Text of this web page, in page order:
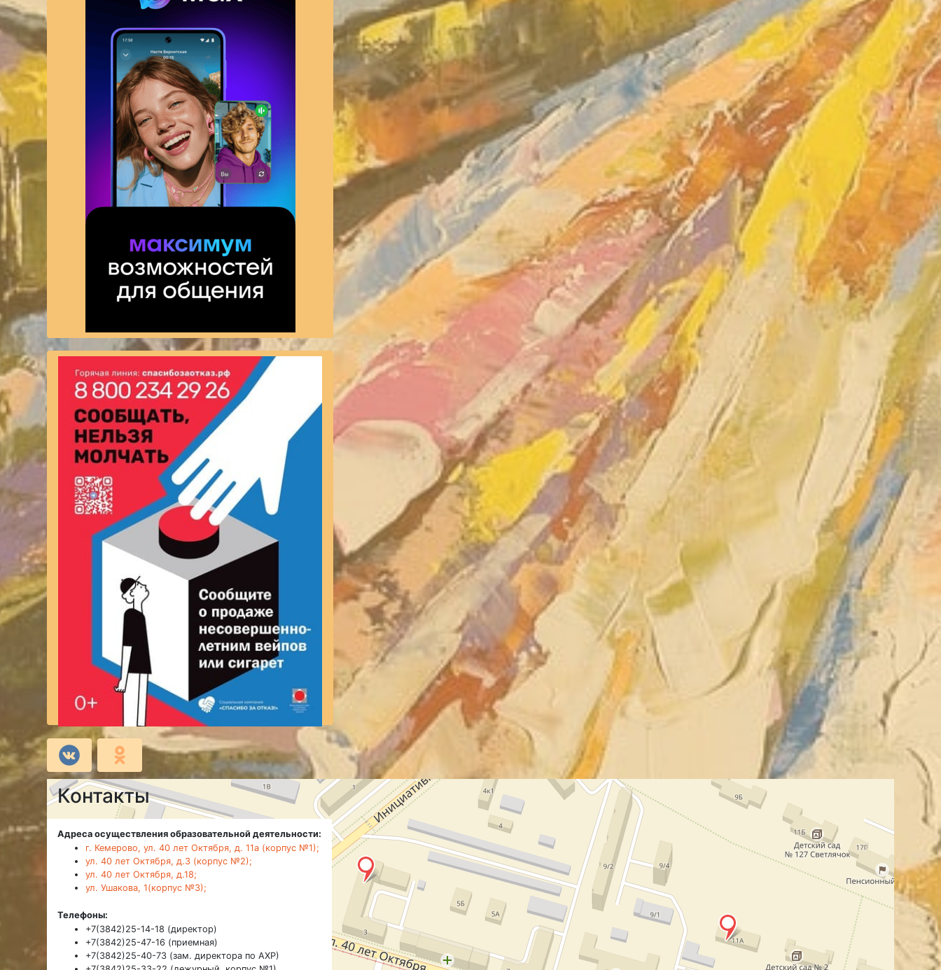
Контакты
Адреса осуществления образовательной деятельности:
г. Кемерово, ул. 40 лет Октября, д. 11а (корпус №1);
ул. 40 лет Октября, д.3 (корпус №2);
ул. 40 лет Октября, д.18;
ул. Ушакова, 1(корпус №3);
Телефоны:
+7(3842)25-14-18 (директор)
+7(3842)25-47-16 (приемная)
+7(3842)25-40-73 (зам. директора по АХР)